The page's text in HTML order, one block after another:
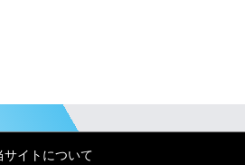
サイトについて